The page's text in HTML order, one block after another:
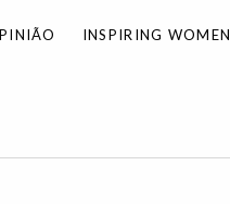
INSPIRING WOMEN